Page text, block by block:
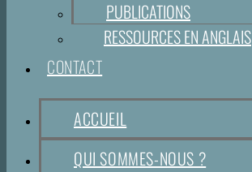
PUBLICATIONS
RESSOURCES EN ANGLAIS
CONTACT
ACCUEIL
QUI SOMMES-NOUS ?